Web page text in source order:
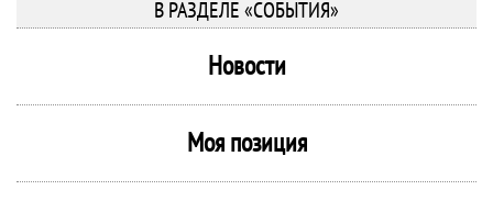
В РАЗДЕЛЕ «СОБЫТИЯ»
Новости
Моя позиция